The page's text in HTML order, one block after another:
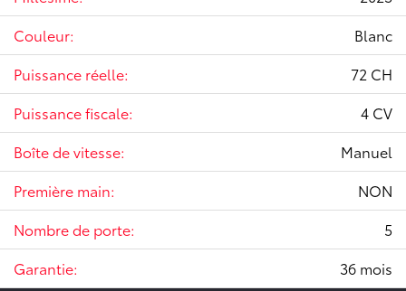
Couleur:
Blanc
Puissance réelle:
72 CH
Puissance fiscale:
4 CV
Boîte de vitesse:
Manuel
Première main:
NON
Nombre de porte:
5
Garantie:
36 mois